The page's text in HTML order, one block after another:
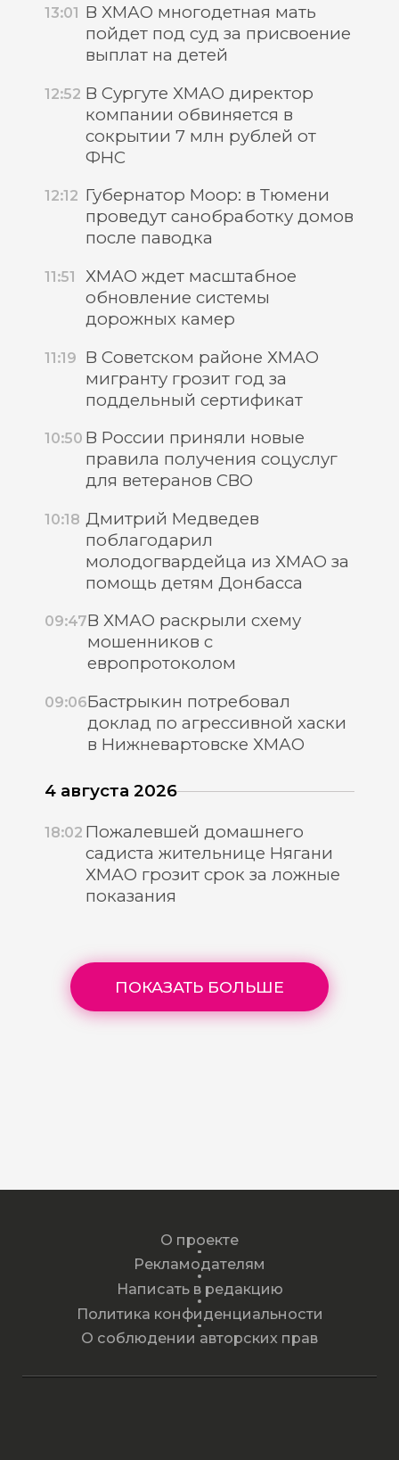
13:01 В ХМАО многодетная мать
пойдет под суд за присвоение
выплат на детей
12:52 В Сургуте ХМАО директор
компании обвиняется в
сокрытии 7 млн рублей от
ФНС
12:12 Губернатор Моор: в Тюмени
проведут санобработку домов
после паводка
11:51
ХМАО ждет масштабное
обновление системы
дорожных камер
11:19 В Советском районе ХМАО
мигранту грозит год за
поддельный сертификат
10:50 В России приняли новые
правила получения соцуслуг
для ветеранов СВО
10:18 Дмитрий Медведев
поблагодарил
молодогвардейца из ХМАО за
помощь детям Донбасса
09:47В ХМАО раскрыли схему
мошенников с
европротоколом
09:06Бастрыкин потребовал
доклад по агрессивной хаски
в Нижневартовске ХМАО
4 августа 2026
18:02 Пожалевшей домашнего
садиста жительнице Нягани
ХМАО грозит срок за ложные
показания
ПОКАЗАТЬ БОЛЬШЕ
О проекте
Рекламодателям
Написать в редакцию
Политика конфиденциальности
О соблюдении авторских прав